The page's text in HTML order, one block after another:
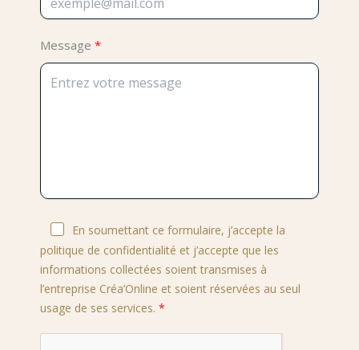
Message
En soumettant ce formulaire, j’accepte la
politique de confidentialité et j’accepte que les
informations collectées soient transmises à
l’entreprise Créa’Online et soient réservées au seul
usage de ses services.